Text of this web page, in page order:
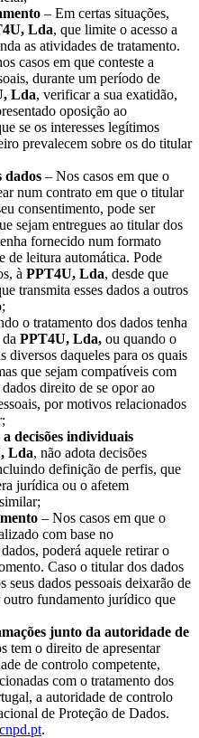
– Em certas situações,
Lda, que limite o acesso a
as atividades de tratamento.
casos em que conteste a
durante um período de
Lda, verificar a sua exatidão,
oposição ao
se os interesses legítimos
prevalecem sobre os do titular
dados – Nos casos em que o
num contrato em que o titular
consentimento, pode ser
sejam entregues ao titular dos
fornecido num formato
de leitura automática. Pode
à PPT4U, Lda, desde que
transmita esses dados a outros
o tratamento dos dados tenha
PPT4U, Lda, ou quando o
diversos daqueles para os quais
que sejam compatíveis com
direito de se opor ao
por motivos relacionados
decisões individuais
Lda, não adota decisões
definição de perfis, que
jurídica ou o afetem
– Nos casos em que o
com base no
poderá aquele retirar o
Caso o titular dos dados
seus dados pessoais deixarão de
outro fundamento jurídico que
junto da autoridade de
tem o direito de apresentar
de controlo competente,
com o tratamento dos
a autoridade de controlo
de Proteção de Dados.
.